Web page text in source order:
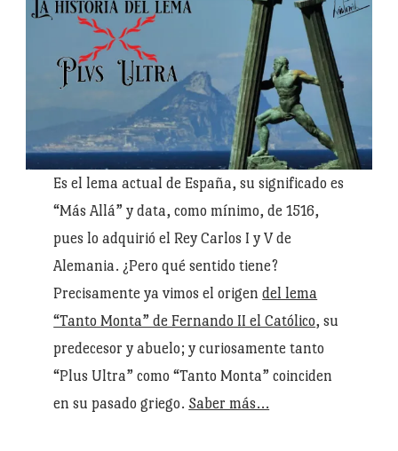
Es el lema actual de España, su significado es
“Más Allá” y data, como mínimo, de 1516,
pues lo adquirió el Rey Carlos I y V de
Alemania. ¿Pero qué sentido tiene?
Precisamente ya vimos el origendel lema
“Tanto Monta” de Fernando II el Católico, su
predecesor y abuelo; y curiosamente tanto
“Plus Ultra” como “Tanto Monta” coinciden
en su pasado griego. Saber más…